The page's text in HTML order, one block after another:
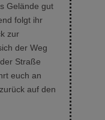
Gelände gut
folgt ihr
zur
der Weg
Straße
euch an
auf den